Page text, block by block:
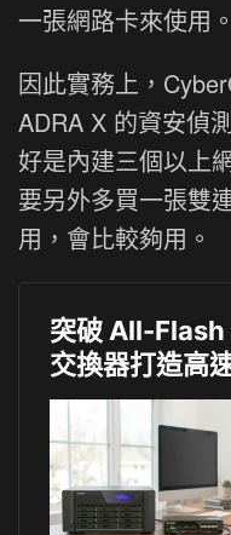
一張網路卡來使用。
因此實務上，
ADRA X 的資安偵
好是內建三個以上
要另外多買一張雙
用，會比較夠用。